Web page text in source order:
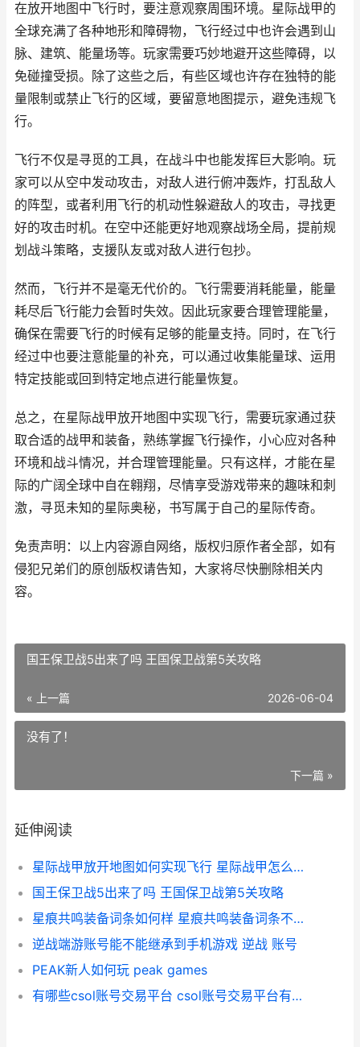
在放开地图中飞行时，要注意观察周围环境。星际战甲的
全球充满了各种地形和障碍物，飞行经过中也许会遇到山
脉、建筑、能量场等。玩家需要巧妙地避开这些障碍，以
免碰撞受损。除了这些之后，有些区域也许存在独特的能
量限制或禁止飞行的区域，要留意地图提示，避免违规飞
行。
飞行不仅是寻觅的工具，在战斗中也能发挥巨大影响。玩
家可以从空中发动攻击，对敌人进行俯冲轰炸，打乱敌人
的阵型，或者利用飞行的机动性躲避敌人的攻击，寻找更
好的攻击时机。在空中还能更好地观察战场全局，提前规
划战斗策略，支援队友或对敌人进行包抄。
然而，飞行并不是毫无代价的。飞行需要消耗能量，能量
耗尽后飞行能力会暂时失效。因此玩家要合理管理能量，
确保在需要飞行的时候有足够的能量支持。同时，在飞行
经过中也要注意能量的补充，可以通过收集能量球、运用
特定技能或回到特定地点进行能量恢复。
总之，在星际战甲放开地图中实现飞行，需要玩家通过获
取合适的战甲和装备，熟练掌握飞行操作，小心应对各种
环境和战斗情况，并合理管理能量。只有这样，才能在星
际的广阔全球中自在翱翔，尽情享受游戏带来的趣味和刺
激，寻觅未知的星际奥秘，书写属于自己的星际传奇。
免责声明：以上内容源自网络，版权归原作者全部，如有
侵犯兄弟们的原创版权请告知，大家将尽快删除相关内
容。
国王保卫战5出来了吗 王国保卫战第5关攻略
« 上一篇 2026-06-04
没有了！
下一篇 »
延伸阅读
星际战甲放开地图如何实现飞行 星际战甲怎么放下东西
国王保卫战5出来了吗 王国保卫战第5关攻略
星痕共鸣装备词条如何样 星痕共鸣装备词条不出现表
逆战端游账号能不能继承到手机游戏 逆战 账号
PEAK新人如何玩 peak games
有哪些csol账号交易平台 csol账号交易平台有哪些